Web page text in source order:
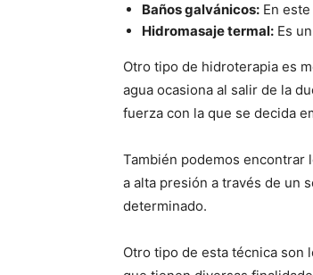
Baños galvánicos: En
Hidromasaje termal: Es
Otro tipo de hidroterapia es
agua ocasiona al salir de la
fuerza con la que se decida
También podemos encontrar
a alta presión a través de un
determinado.
Otro tipo de esta técnica son